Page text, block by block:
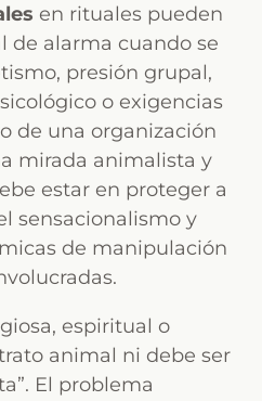
en rituales pueden
de alarma cuando se
presión grupal,
o exigencias
de una organización
mirada animalista y
estar en proteger a
sensacionalismo y
de manipulación
espiritual o
animal ni debe ser
El problema